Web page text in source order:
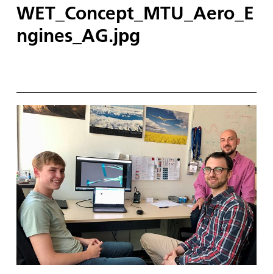
WET_Concept_MTU_Aero_E
ngines_AG.jpg